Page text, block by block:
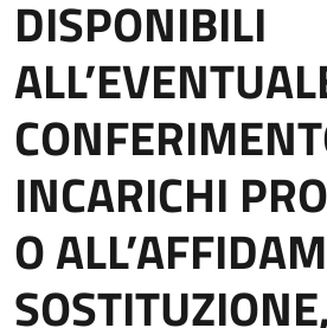
DISPONIBILI
INCARICHI
O